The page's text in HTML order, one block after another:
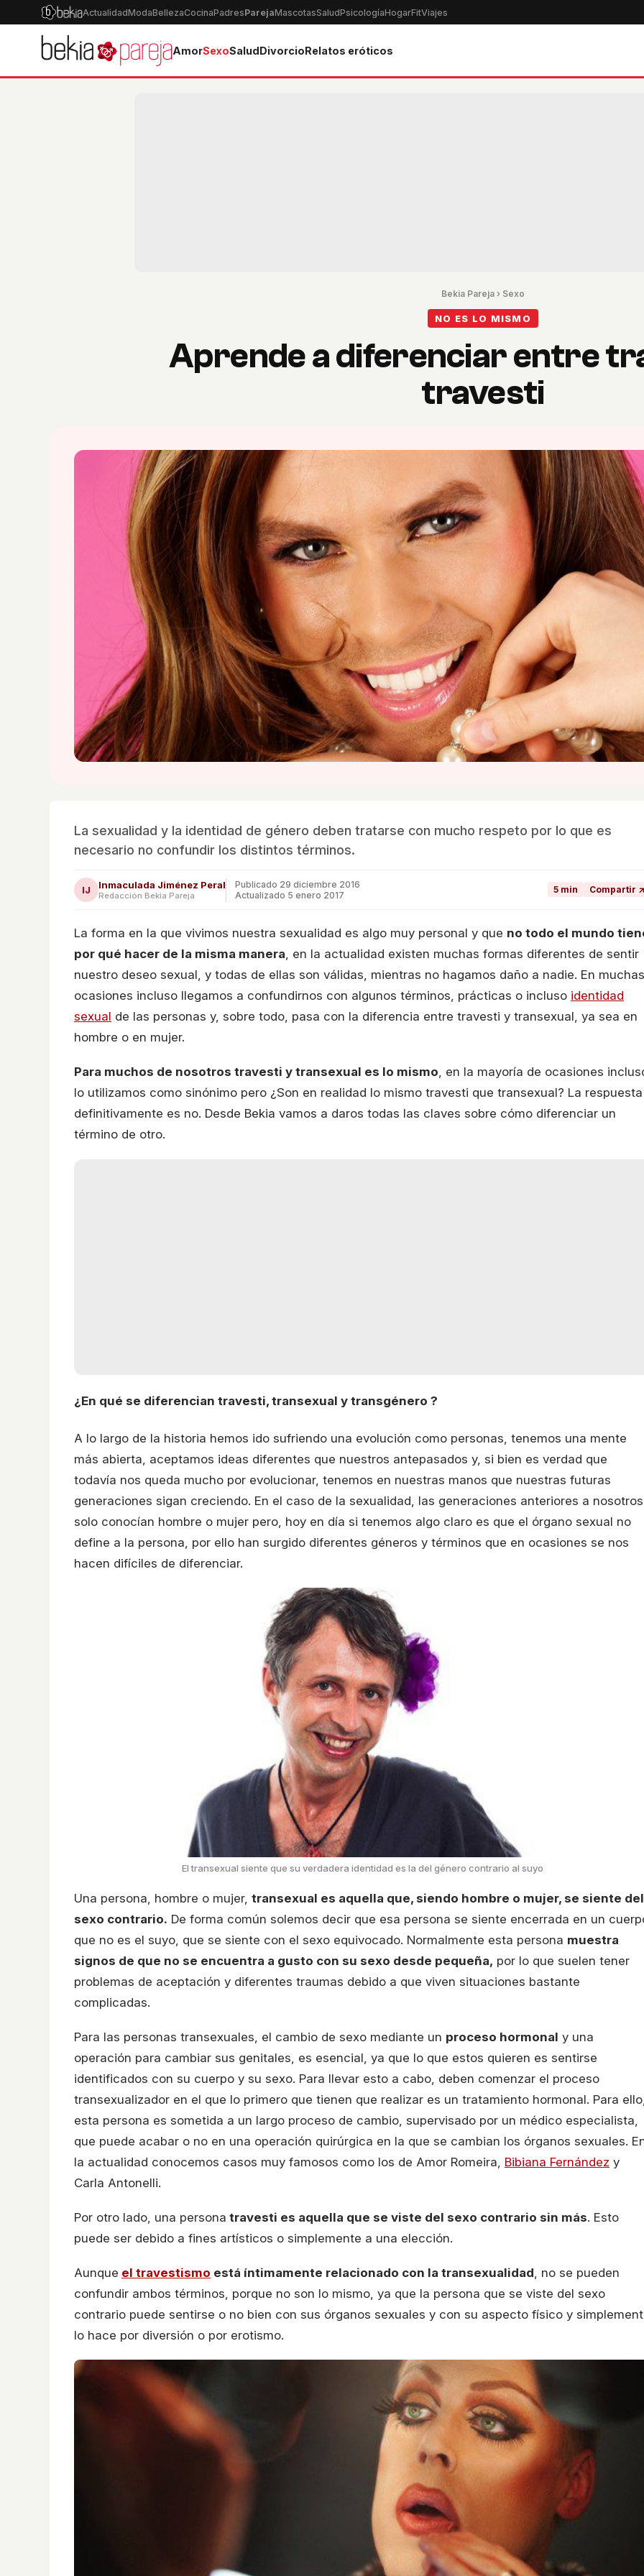
ActualidadModaBellezaCocinaPadresParejaMascotasSaludPsicologíaHogarFitViajes
AmorSexoSaludDivorcioRelatos eróticos
Bekia Pareja › Sexo
NO ES LO MISMO
Aprende a diferenciar entre
travesti
La sexualidad y la identidad de género deben tratarse con mucho respeto por lo que es
necesario no confundir los distintos términos.
IJ Inmaculada Jiménez Peral
Redacción Bekia Pareja
Publicado 29 diciembre 2016
Actualizado 5 enero 2017
5 min Compartir ↗
La forma en la que vivimos nuestra sexualidad es algo muy personal y que no todo el mundo
por qué hacer de la misma manera , en la actualidad existen muchas formas diferentes de sentir
nuestro deseo sexual, y todas de ellas son válidas, mientras no hagamos daño a nadie. En muchas
ocasiones incluso llegamos a confundirnos con algunos términos, prácticas o incluso identidad
sexual de las personas y, sobre todo, pasa con la diferencia entre travesti y transexual, ya sea en
hombre o en mujer.
Para muchos de nosotros travesti y transexual es lo mismo , en la mayoría de ocasiones
lo utilizamos como sinónimo pero ¿Son en realidad lo mismo travesti que transexual? La respuesta
definitivamente es no. Desde Bekia vamos a daros todas las claves sobre cómo diferenciar un
término de otro.
¿En qué se diferencian travesti, transexual y transgénero ?
A lo largo de la historia hemos ido sufriendo una evolución como personas, tenemos una mente
más abierta, aceptamos ideas diferentes que nuestros antepasados y, si bien es verdad que
todavía nos queda mucho por evolucionar, tenemos en nuestras manos que nuestras futuras
generaciones sigan creciendo. En el caso de la sexualidad, las generaciones anteriores a nosotros
solo conocían hombre o mujer pero, hoy en día si tenemos algo claro es que el órgano sexual no
define a la persona, por ello han surgido diferentes géneros y términos que en ocasiones se nos
hacen difíciles de diferenciar.
El transexual siente que su verdadera identidad es la del género contrario al suyo
Una persona, hombre o mujer, transexual es aquella que, siendo hombre o mujer, se siente del
sexo contrario. De forma común solemos decir que esa persona se siente encerrada en un
que no es el suyo, que se siente con el sexo equivocado. Normalmente esta persona muestra
signos de que no se encuentra a gusto con su sexo desde pequeña, por lo que suelen tener
problemas de aceptación y diferentes traumas debido a que viven situaciones bastante
complicadas.
Para las personas transexuales, el cambio de sexo mediante un proceso hormonal y una
operación para cambiar sus genitales, es esencial, ya que lo que estos quieren es sentirse
identificados con su cuerpo y su sexo. Para llevar esto a cabo, deben comenzar el proceso
transexualizador en el que lo primero que tienen que realizar es un tratamiento hormonal. Para
esta persona es sometida a un largo proceso de cambio, supervisado por un médico especialista,
que puede acabar o no en una operación quirúrgica en la que se cambian los órganos sexuales.
la actualidad conocemos casos muy famosos como los de Amor Romeira, Bibiana Fernández y
Carla Antonelli.
Por otro lado, una persona travesti es aquella que se viste del sexo contrario sin más. Esto
puede ser debido a fines artísticos o simplemente a una elección.
Aunque el travestismo está íntimamente relacionado con la transexualidad, no se pueden
confundir ambos términos, porque no son lo mismo, ya que la persona que se viste del sexo
contrario puede sentirse o no bien con sus órganos sexuales y con su aspecto físico y
lo hace por diversión o por erotismo.